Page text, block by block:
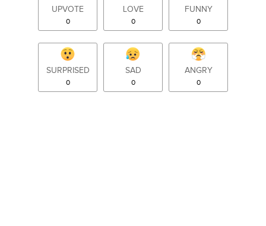
UPVOTE
0
LOVE
0
FUNNY
0
SURPRISED
0
SAD
0
ANGRY
0